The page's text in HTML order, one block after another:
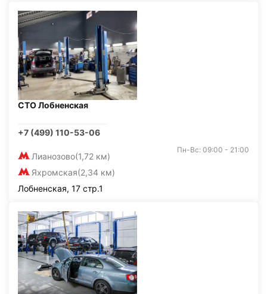
СТО Лобненская
+7 (499) 110-53-06
Лианозово(1,72 км)
Яхромская(2,34 км)
Пн-Вс: 09:00 - 21:00
Лобненская, 17 стр.1